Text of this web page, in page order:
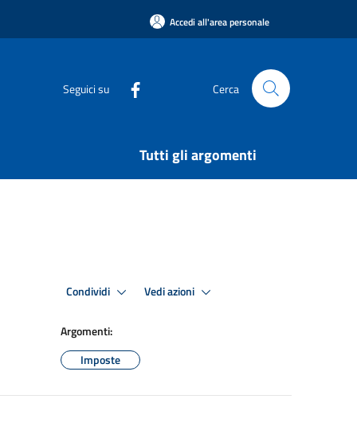
Accedi all'area personale
Seguici su Cerca
Tutti gli argomenti
Condividi Vedi azioni
Argomenti:
Imposte